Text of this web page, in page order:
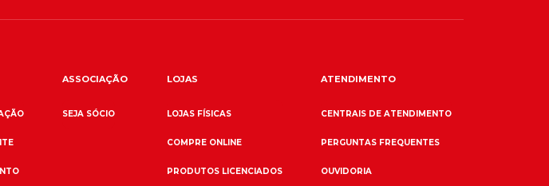
ASSOCIAÇÃO
SEJA SÓCIO
LOJAS
LOJAS FÍSICAS
COMPRE ONLINE
PRODUTOS LICENCIADOS
ATENDIMENTO
CENTRAIS DE ATENDIMENTO
PERGUNTAS FREQUENTES
OUVIDORIA